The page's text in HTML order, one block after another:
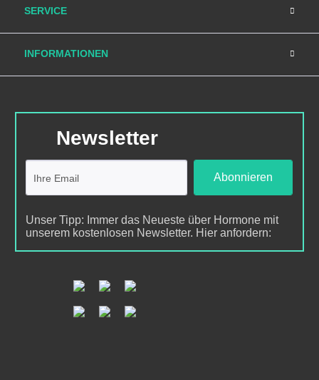
SERVICE
INFORMATIONEN
Newsletter
Abonnieren
Unser Tipp: Immer das Neueste über Hormone mit
unserem kostenlosen Newsletter. Hier anfordern: